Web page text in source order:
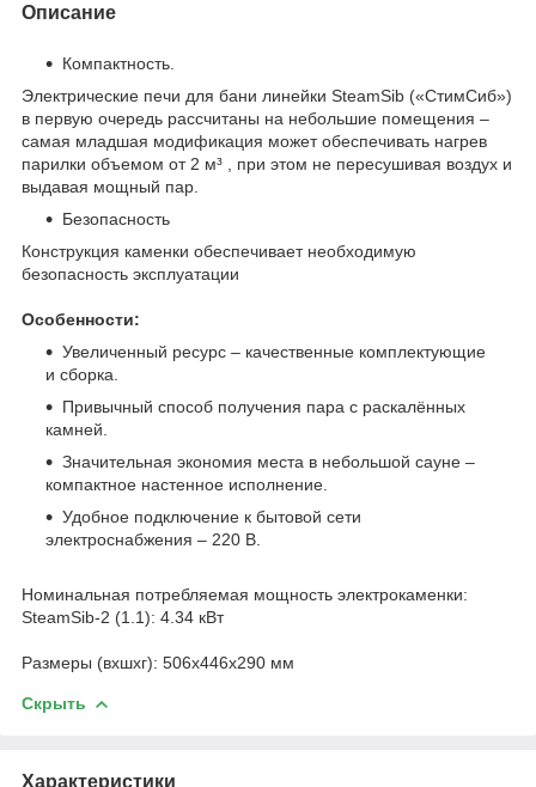
Описание
Компактность.
Электрические печи для бани линейки SteamSib («СтимСиб»)
в первую очередь рассчитаны на небольшие помещения –
самая младшая модификация может обеспечивать нагрев
парилки объемом от 2 м³ , при этом не пересушивая воздух и
выдавая мощный пар.
Безопасность
Конструкция каменки обеспечивает необходимую
безопасность эксплуатации
Особенности:
Увеличенный ресурс – качественные комплектующие
и сборка.
Привычный способ получения пара с раскалённых
камней.
Значительная экономия места в небольшой сауне –
компактное настенное исполнение.
Удобное подключение к бытовой сети
электроснабжения – 220 В.
Номинальная потребляемая мощность электрокаменки:
SteamSib-2 (1.1): 4.34 кВт
Размеры (вxшxг): 506х446х290 мм
Скрыть
Характеристики